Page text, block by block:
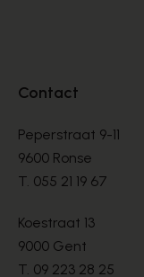
Contact
Peperstraat 9-11
9600 Ronse
T. 055 21 19 67
Koestraat 13
9000 Gent
T. 09 223 28 25